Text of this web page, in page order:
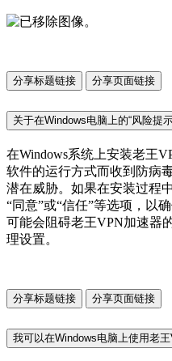
分享标题链接 分享页面链接
关于在Windows电脑上的“风险提
在Windows系统上安装老王
软件的运行方式而收到防病
潜在威胁。如果在安装过程
“同意”或“信任”等选项，以
可能会阻碍老王VPN加速器
理设置。
分享标题链接 分享页面链接
我可以在Windows电脑上使用老